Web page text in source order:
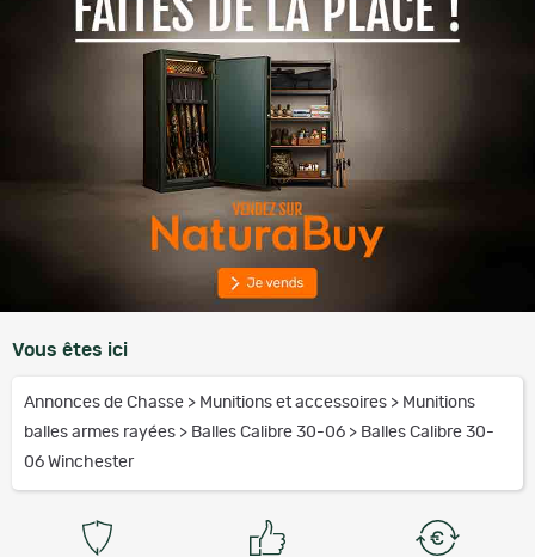
Vous êtes ici
Annonces de Chasse > Munitions et accessoires > Munitions
balles armes rayées > Balles Calibre 30-06 > Balles Calibre 30-
06 Winchester